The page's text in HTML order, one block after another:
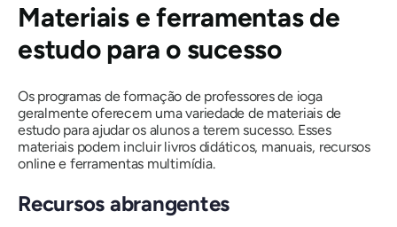
Materiais e ferramentas de
estudo para o sucesso
Os programas de formação de professores de ioga
geralmente oferecem uma variedade de materiais de
estudo para ajudar os alunos a terem sucesso. Esses
materiais podem incluir livros didáticos, manuais, recursos
online e ferramentas multimídia.
Recursos abrangentes